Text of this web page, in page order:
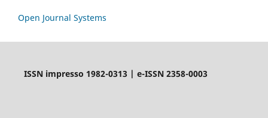
Open Journal Systems
ISSN impresso 1982-0313 | e-ISSN 2358-0003